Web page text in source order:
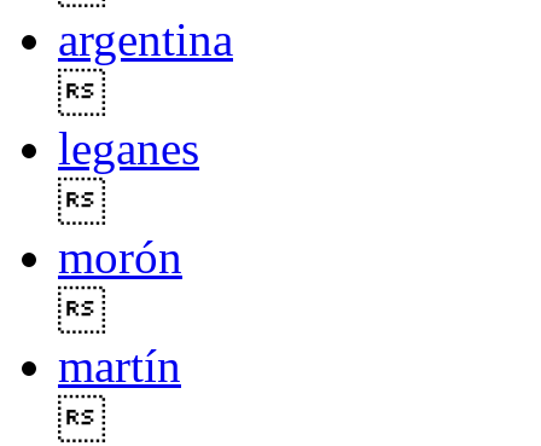
argentina
leganes
morón
martín